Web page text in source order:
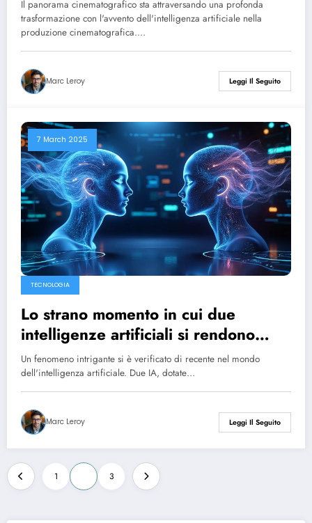
futuristico di Hollywood
Il panorama cinematografico sta attraversando una profonda
trasformazione con l'avvento dell'intelligenza artificiale nella
produzione cinematografica.…
Marc Leroy Leggi Il Seguito
7 March 2025
TECNOLOGIA
Lo strano momento in cui due
intelligenze artificiali si rendono
conto di comunicare senza riguardo
per gli umani
Un fenomeno intrigante si è verificato di recente nel mondo
dell'intelligenza artificiale. Due IA, dotate…
Marc Leroy Leggi Il Seguito
Posts
pagination
1 3